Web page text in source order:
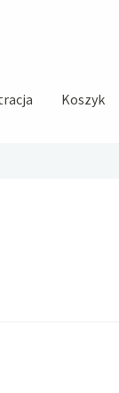
Koszyk